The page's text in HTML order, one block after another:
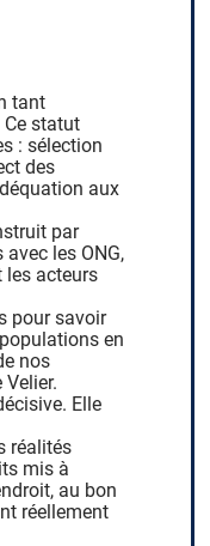
tant
Ce statut
: sélection
des
aux
par
les ONG,
les acteurs
pour savoir
en
nos
Elle
réalités
mis à
au bon
réellement